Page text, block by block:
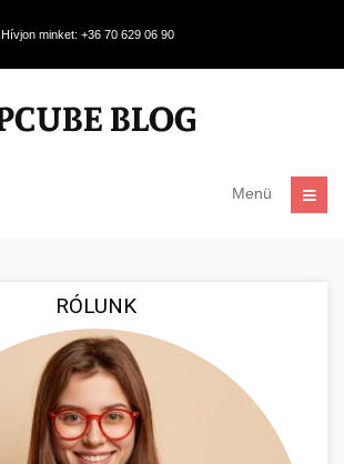
Hívjon minket: +36 70 629 06 90
Menü
RÓLUNK